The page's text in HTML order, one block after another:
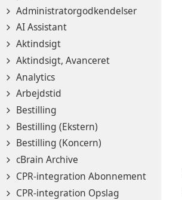
Administratorgodkendelser
AI Assistant
Aktindsigt
Aktindsigt, Avanceret
Analytics
Arbejdstid
Bestilling
Bestilling (Ekstern)
Bestilling (Koncern)
cBrain Archive
CPR-integration Abonnement
CPR-integration Opslag